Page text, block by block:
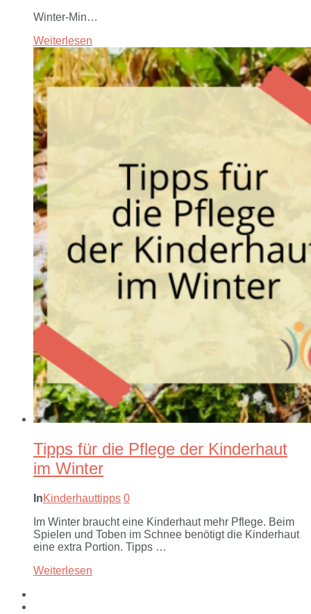
Winter-Min…
Weiterlesen
Tipps für die Pflege der Kinderhaut
im Winter
InKinderhauttipps 0
Im Winter braucht eine Kinderhaut mehr Pflege. Beim
Spielen und Toben im Schnee benötigt die Kinderhaut
eine extra Portion. Tipps …
Weiterlesen